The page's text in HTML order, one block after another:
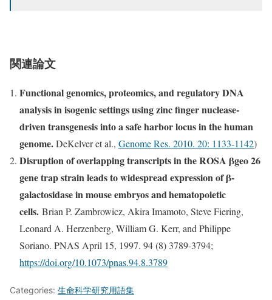
関連論文
Functional genomics, proteomics, and regulatory DNA
analysis in isogenic settings using zinc finger nuclease-
driven transgenesis into a safe harbor locus in the human
genome.DeKelver et al., Genome Res. 2010. 20: 1133-1142)
Disruption of overlapping transcripts in the ROSA βgeo 26
gene trap strain leads to widespread expression of β-
galactosidase in mouse embryos and hematopoietic
cells. Brian P. Zambrowicz, Akira Imamoto, Steve Fiering,
Leonard A. Herzenberg, William G. Kerr, and Philippe
Soriano. PNAS April 15, 1997. 94 (8) 3789-3794;
https://doi.org/10.1073/pnas.94.8.3789
Categories: 生命科学研究用語集